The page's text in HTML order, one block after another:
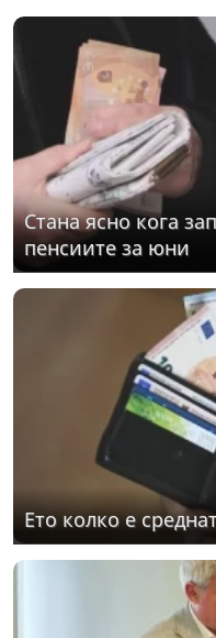
Стана ясно кога
пенсиите за юни
Ето колко е